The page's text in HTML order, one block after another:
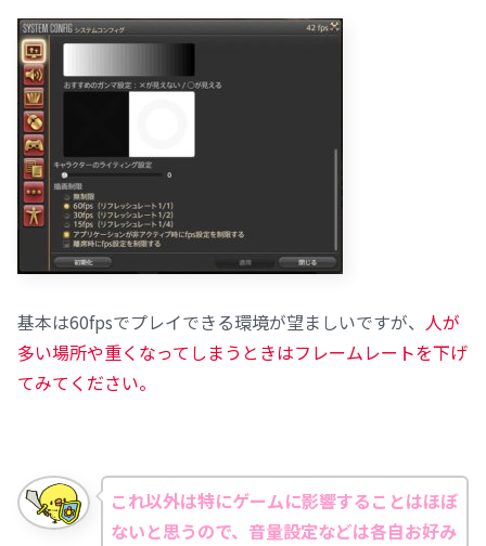
基本は60fpsでプレイできる環境が望ましいですが、 人が
多い場所や重くなってしまうときはフレームレートを下げ
てみてください。
これ以外は特にゲームに影響することはほぼ
ないと思うので、音量設定などは各自お好み